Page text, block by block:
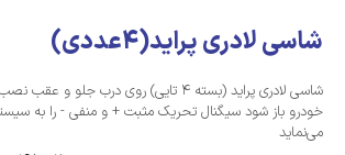
شاسی لادری پراید(4عددی)
شاسی لادری پراید (بسته 4 تایی) روی درب
خودرو باز شود سیگنال تحریک مثبت + و منفی - را به
می‌نماید